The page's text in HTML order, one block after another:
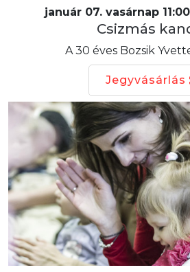
január 07. vasárnap 11:00
Csizmás
A 30 éves Bozsik
Jegyvásárlás